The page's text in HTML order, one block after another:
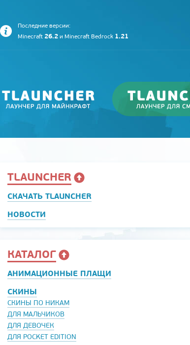
Последние версии:
Minecraft 26.2 и Minecraft Bedrock 1.21
TLAUNCHER
СКАЧАТЬ TLAUNCHER
НОВОСТИ
КАТАЛОГ
АНИМАЦИОННЫЕ ПЛАЩИ
СКИНЫ
СКИНЫ ПО НИКАМ
ДЛЯ МАЛЬЧИКОВ
ДЛЯ ДЕВОЧЕК
ДЛЯ POCKET EDITION